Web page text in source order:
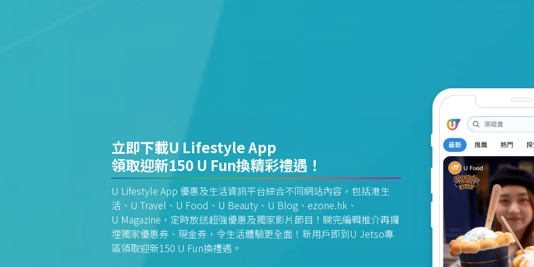
立即下載U Lifestyle App
領取迎新150 U Fun換精彩禮遇！
U Lifestyle App 優惠及生活資訊平台綜合不同網站內容，包括港生
活、U Travel、U Food、U Beauty、U Blog、ezone.hk、
U Magazine，定時放送超強優惠及獨家影片節目！睇完編輯推介再攞
埋獨家優惠券、現金券，令生活體驗更全面！新用戶即到U Jetso專
區領取迎新150 U Fun換禮遇。